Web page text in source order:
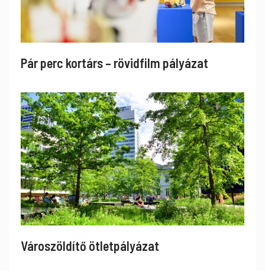
Pár perc kortárs – rövidfilm pályázat
Városzöldítő ötletpályázat